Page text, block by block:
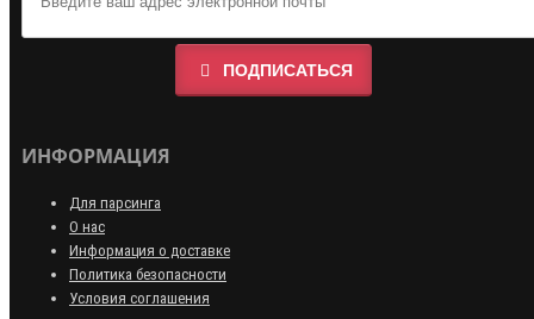
ПОДПИСАТЬСЯ
ИНФОРМАЦИЯ
Для парсинга
О нас
Информация о доставке
Политика безопасности
Условия соглашения